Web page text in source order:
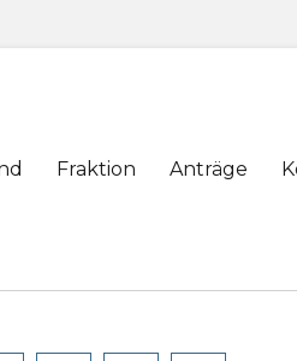
Fraktion Anträge